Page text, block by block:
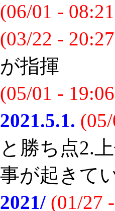
(06/01 -
(03/22 -
が指揮
(05/01 -
2021.5.1.
と勝ち点2.
事が起きて
2021/ (01/27